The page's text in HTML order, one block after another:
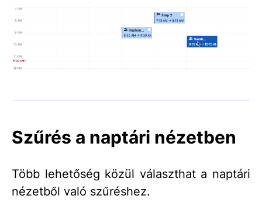
Szűrés a naptári nézetben
Több lehetőség közül választhat a naptári
nézetből való szűréshez.